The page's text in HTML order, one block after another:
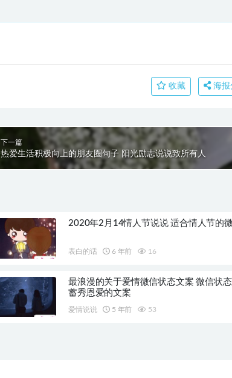
收藏 海报
下一篇
热爱生活积极向上的朋友圈句子 阳光励志说说致所有人
2020年2月14情人节说说 适合情人节的
表白的话 6 年前 16
最浪漫的关于爱情微信状态文案 微信状
蓄秀恩爱的文案
爱情说说 5 年前 53